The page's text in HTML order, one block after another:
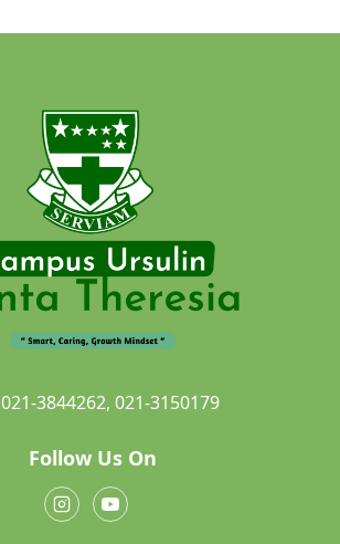
021-3844262, 021-3150179
Follow Us On